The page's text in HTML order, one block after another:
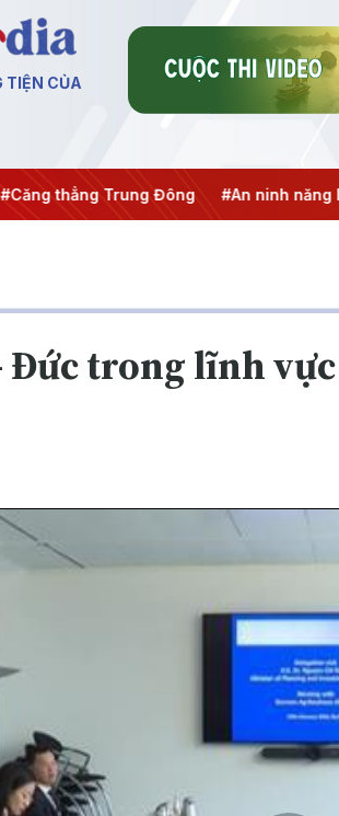
TIỆN CỦA
thẳng Trung Đông #An ninh năng lượng
Đức trong lĩnh